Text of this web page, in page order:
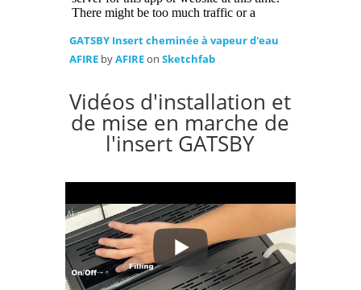
GATSBY Insert cheminée à vapeur d'eau
AFIRE byAFIREon Sketchfab
Vidéos d'installation et
de mise en marche de
l'insert GATSBY